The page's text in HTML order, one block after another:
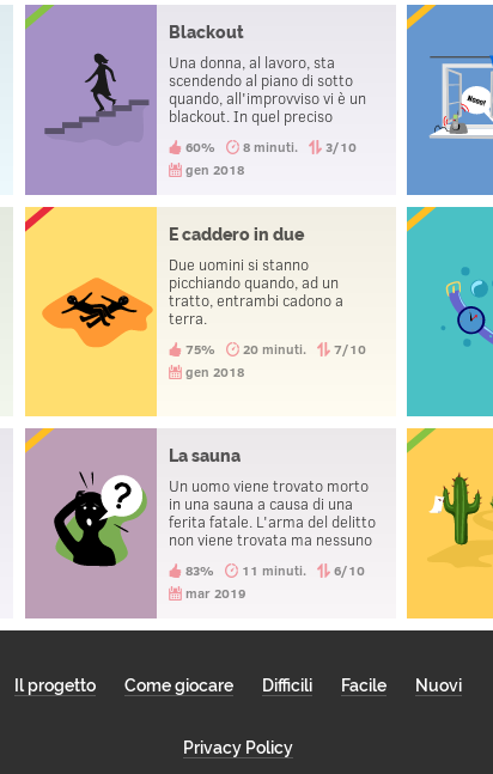
Blackout
Una donna, al lavoro, sta
scendendo al piano di sotto
quando, all'improvviso vi è un
blackout. In quel preciso
marito sta morendo.
60% 8 minuti.
3/10
gen 2018
E caddero in due
Due uomini si stanno
picchiando quando, ad un
tratto, entrambi cadono a
terra.
75% 20 minuti.
7/10
gen 2018
La sauna
Un uomo viene trovato morto
in una sauna a causa di una
ferita fatale. L'arma del delitto
non viene trovata ma nessuno
che potesse essere stato usato
come arma.
83% 11 minuti.
6/10
mar 2019
Il progetto Come giocare Difficili Facile Nuovi
Privacy Policy